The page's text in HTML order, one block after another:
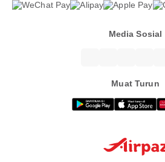
Media Sosial
Muat Turun